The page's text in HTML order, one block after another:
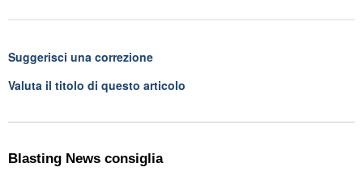
Suggerisci una correzione
Valuta il titolo di questo articolo
Blasting News consiglia